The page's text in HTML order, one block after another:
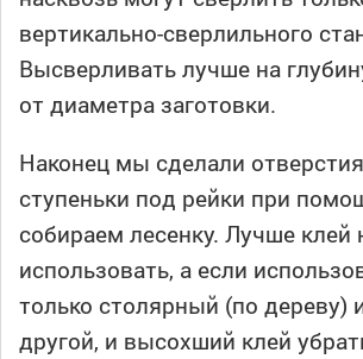
вертикально-сверлильного
Высверливать лучше на
от диаметра заготовки.
Наконец мы сделали
ступеньки под рейки при
собираем лесенку. Лучше клей
использовать, а если
только столярный (по дереву)
другой, и высохший клей